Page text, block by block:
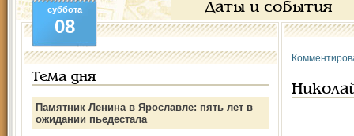
Даты и события
суббота
08
Тема дня
Памятник Ленина в Ярославле: пять лет в
ожидании пьедестала